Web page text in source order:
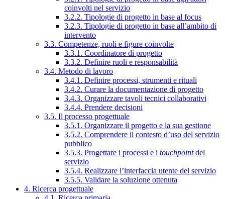
coinvolti nel servizio
3.2.2. Tipologie di progetto in base al focus
3.2.3. Tipologie di progetto in base all’ambito di
intervento
3.3. Competenze, ruoli e figure coinvolte
3.3.1. Coordinatore di progetto
3.3.2. Definire ruoli e responsabilità
3.4. Metodo di lavoro
3.4.1. Definire processi, strumenti e rituali
3.4.2. Curare la documentazione di progetto
3.4.3. Organizzare tavoli tecnici collaborativi
3.4.4. Prendere decisioni
3.5. Il processo progettuale
3.5.1. Organizzare il progetto e la sua gestione
3.5.2. Comprendere il contesto d’uso del servizio
pubblico
3.5.3. Progettare i processi e i touchpointdel
servizio
3.5.4. Realizzare l’interfaccia utente del servizio
3.5.5. Validare la soluzione ottenuta
4. Ricerca progettuale